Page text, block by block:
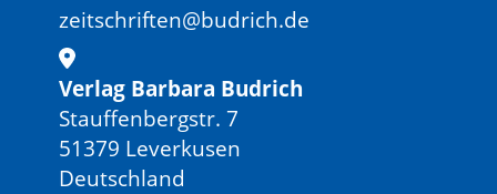
zeitschriften@budrich.de
Verlag Barbara Budrich
Stauffenbergstr. 7
51379 Leverkusen
Deutschland